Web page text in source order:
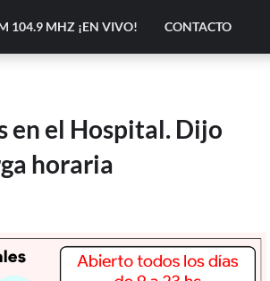
104.9 MHZ ¡EN VIVO! CONTACTO
en el Hospital. Dijo
horaria